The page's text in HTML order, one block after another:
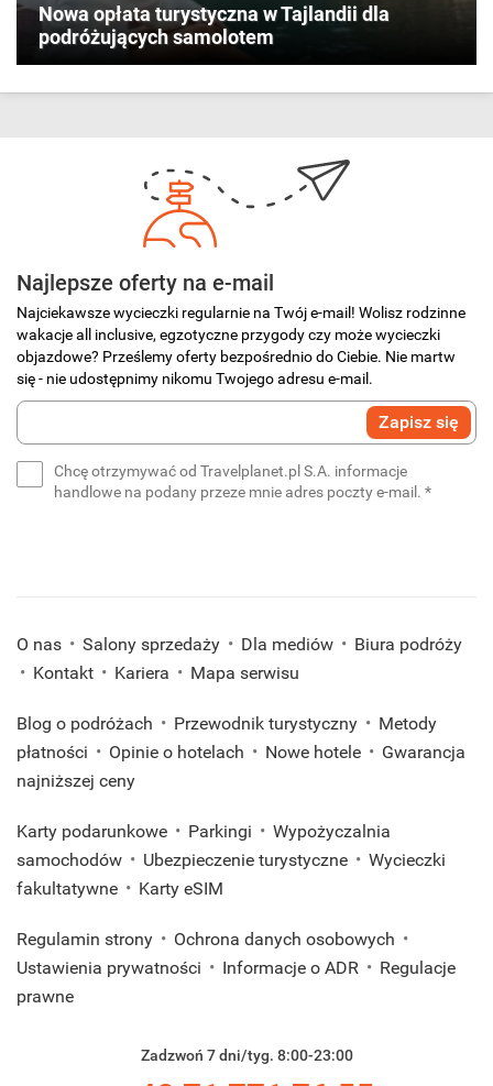
Nowa opłata turystyczna w Tajlandii dla
podróżujących samolotem
Najlepsze oferty na e-mail
Najciekawsze wycieczki regularnie na Twój e-mail! Wolisz rodzinne
wakacje all inclusive, egzotyczne przygody czy może wycieczki
objazdowe? Prześlemy oferty bezpośrednio do Ciebie. Nie martw
się - nie udostępnimy nikomu Twojego adresu e-mail.
Wprowadź
Zapisz się
Chcę otrzymywać od Travelplanet.pl S.A. informacje
handlowe na podany przeze mnie adres poczty e-mail. *
O nas Salony sprzedaży Dla mediów
Biura podróży
Kontakt
Kariera Mapa serwisu
Blog o podróżach Przewodnik turystyczny
Metody
płatności
Opinie o hotelach Nowe hotele
Gwarancja
najniższej ceny
Karty podarunkowe Parkingi
Wypożyczalnia
samochodów
Ubezpieczenie turystyczne
Wycieczki
fakultatywne
Karty eSIM
Regulamin strony
Ochrona danych osobowych
Ustawienia prywatności
Informacje o ADR
Regulacje
prawne
Zadzwoń 7 dni/tyg. 8:00-23:00